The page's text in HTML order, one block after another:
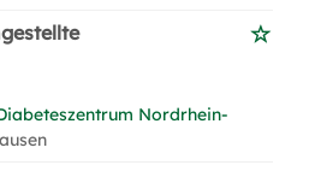
Nordrhein-